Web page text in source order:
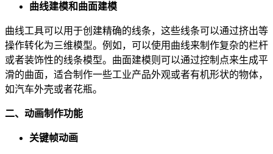
曲线建模和曲面建模
曲线工具可以用于创建精确的线条，这些线条可以通过挤出等
操作转化为三维模型。例如，可以使用曲线来制作复杂的栏杆
或者装饰性的线条模型。曲面建模则可以通过控制点来生成平
滑的曲面，适合制作一些工业产品外观或者有机形状的物体，
如汽车外壳或者花瓶。
二、动画制作功能
关键帧动画